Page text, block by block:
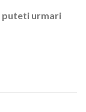
puteti urmari